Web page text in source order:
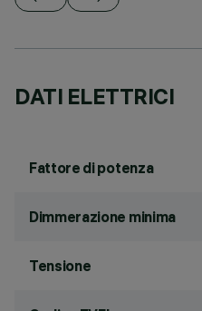
DATI ELETTRICI
Fattore di potenza
Dimmerazione minima
Tensione